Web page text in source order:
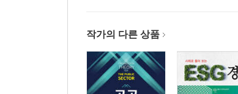
2. OECD 공기업 지배구조 가이드라인
3. 공공기관 관리 체계 비교
제2편 공공 부문 성과평가 현황 및 제도
작가의 다른 상품